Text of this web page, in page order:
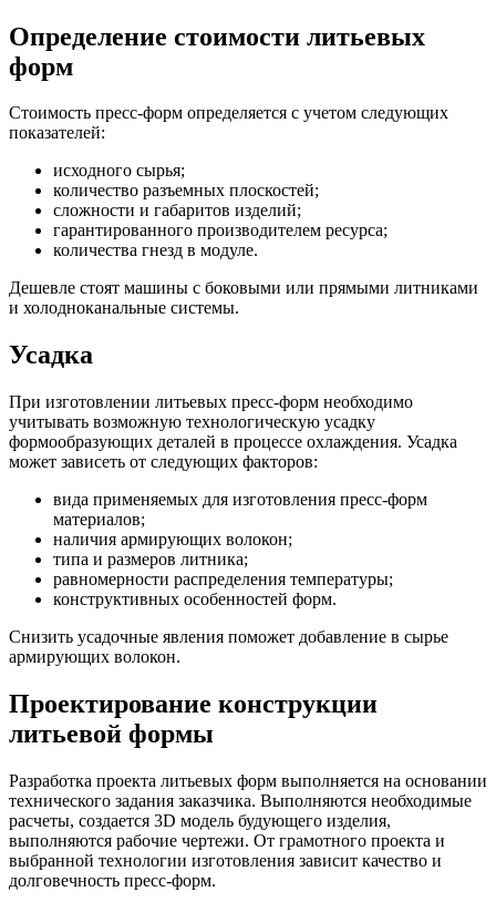
Определение стоимости литьевых
форм
Стоимость пресс-форм определяется с учетом следующих
показателей:
исходного сырья;
количество разъемных плоскостей;
сложности и габаритов изделий;
гарантированного производителем ресурса;
количества гнезд в модуле.
Дешевле стоят машины с боковыми или прямыми литниками
и холодноканальные системы.
Усадка
При изготовлении литьевых пресс-форм необходимо
учитывать возможную технологическую усадку
формообразующих деталей в процессе охлаждения. Усадка
может зависеть от следующих факторов:
вида применяемых для изготовления пресс-форм
материалов;
наличия армирующих волокон;
типа и размеров литника;
равномерности распределения температуры;
конструктивных особенностей форм.
Снизить усадочные явления поможет добавление в сырье
армирующих волокон.
Проектирование конструкции
литьевой формы
Разработка проекта литьевых форм выполняется на основании
технического задания заказчика. Выполняются необходимые
расчеты, создается 3D модель будующего изделия,
выполняются рабочие чертежи. От грамотного проекта и
выбранной технологии изготовления зависит качество и
долговечность пресс-форм.